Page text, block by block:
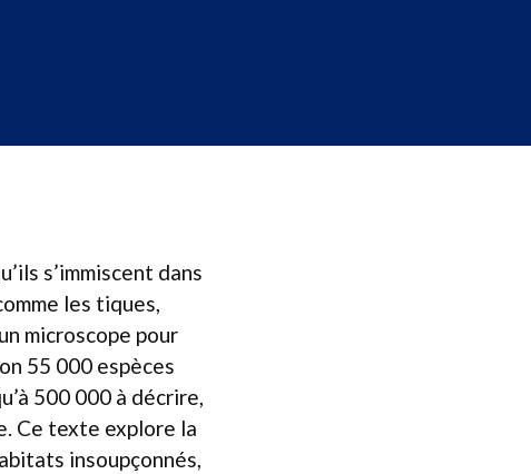
s’immiscent dans
les tiques,
microscope pour
55 000 espèces
500 000 à décrire,
Ce texte explore la
insoupçonnés,